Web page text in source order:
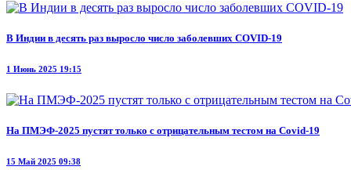
В Индии в десять раз выросло число заболевших COVID-19
1 Июнь 2025 19:15
На ПМЭФ-2025 пустят только с отрицательным тестом на Covid-19
15 Май 2025 09:38